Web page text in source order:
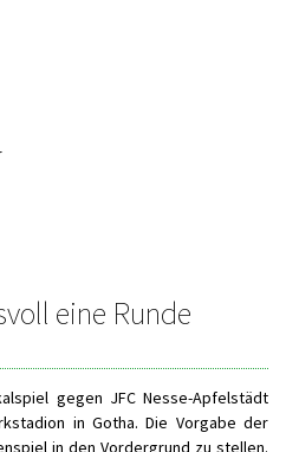
eine Runde
gegen JFC Nesse-Apfelstädt
in Gotha. Die Vorgabe der
in den Vordergrund zu stellen.